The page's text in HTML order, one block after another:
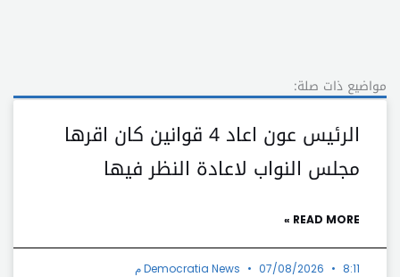
مواضيع ذات صلة:
الرئيس عون اعاد 4 قوانين كان اقرها
مجلس النواب لاعادة النظر فيها
READ MORE »
Democratia News 07/08/2026 8:11 م